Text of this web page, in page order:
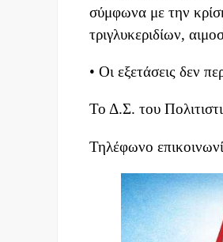
σύμφωνα με την
τριγλυκεριδίων,
• Οι εξετάσεις δεν
Το Δ.Σ. του
Τηλέφωνο